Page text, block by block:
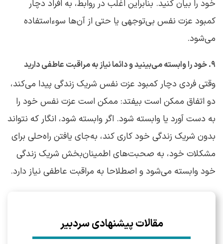
خود را بیان کنید. بنابراین اغلب در روابط، به افراد دچار
کمبود عزت نفس بی‌توجهی یا حتی از آن‌ها سوءاستفاده
می‌شود.
۹. خود را وابسته می‌بینید و دائما نیاز به مراقبت عاطفی دارید
وقتی فردی دچار کمبود عزت نفس شریک زندگی پیدا می‌کند،
دو اتفاق ممکن است بیفتد: ممکن است عزت نفس خود را
به دست آورد یا وابسته شود. اگر وابسته شود، انگار که نتواند
بدون شریک زندگی خود کاری کند، به‌جای یافتن راه‌حلی برای
مشکلات خود، به صحبت‌های اطمینان‌بخش شریک زندگی
خود وابسته می‌شود و اصطلاحا به مراقبت عاطفی نیاز دارد.
مقالات پیشنهادی سردبیر